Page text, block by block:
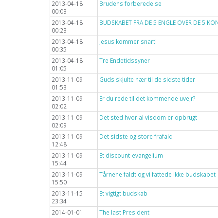
2013-04-18
00:03
Brudens forberedelse
2013-04-18
00:23
BUDSKABET FRA DE 5 ENGLE OVER DE 5
2013-04-18
00:35
Jesus kommer snart!
2013-04-18
01:05
Tre Endetidssyner
2013-11-09
01:53
Guds skjulte hær til de sidste tider
2013-11-09
02:02
Er du rede til det kommende uvejr?
2013-11-09
02:09
Det sted hvor al visdom er opbrugt
2013-11-09
12:48
Det sidste og store frafald
2013-11-09
15:44
Et discount-evangelium
2013-11-09
15:50
Tårnene faldt og vi fattede ikke budskabet
2013-11-15
23:34
Et vigtigt budskab
2014-01-01
The last President